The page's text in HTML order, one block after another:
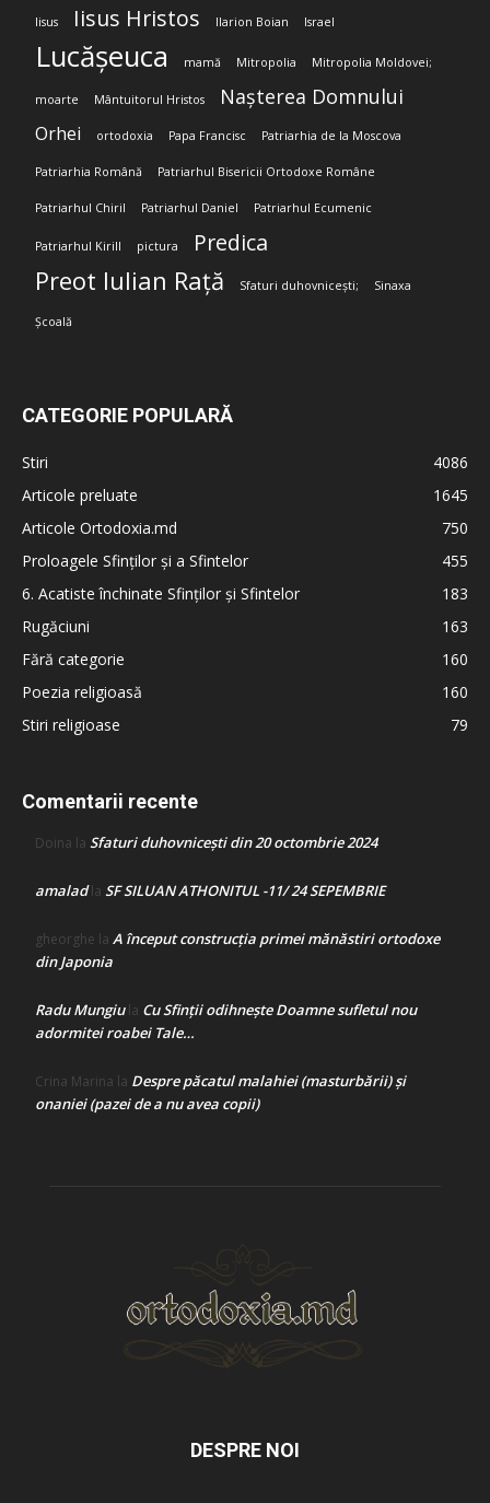
Iisus Iisus Hristos Ilarion Boian Israel
Lucășeuca mamă Mitropolia Mitropolia Moldovei;
moarte Mântuitorul Hristos Nașterea Domnului
Orhei ortodoxia Papa Francisc Patriarhia de la Moscova
Patriarhia Română Patriarhul Bisericii Ortodoxe Române
Patriarhul Chiril Patriarhul Daniel Patriarhul Ecumenic
Patriarhul Kirill pictura Predica
Preot Iulian Rață Sfaturi duhovnicești; Sinaxa
Școală
CATEGORIE POPULARĂ
Stiri
4086
Articole preluate
1645
Articole Ortodoxia.md
750
Proloagele Sfinților și a Sfintelor
455
6. Acatiste închinate Sfinților și Sfintelor
183
Rugăciuni
163
Fără categorie
160
Poezia religioasă
160
Stiri religioase
79
Comentarii recente
Doina la Sfaturi duhovnicești din 20 octombrie 2024
amaladla SF SILUAN ATHONITUL -11/ 24 SEPEMBRIE
gheorghe la A început construcţia primei mănăstiri ortodoxe
din Japonia
Radu Mungiula Cu Sfinții odihnește Doamne sufletul nou
adormitei roabei Tale…
Crina Marina la Despre păcatul malahiei (masturbării) şi
onaniei (pazei de a nu avea copii)
DESPRE NOI